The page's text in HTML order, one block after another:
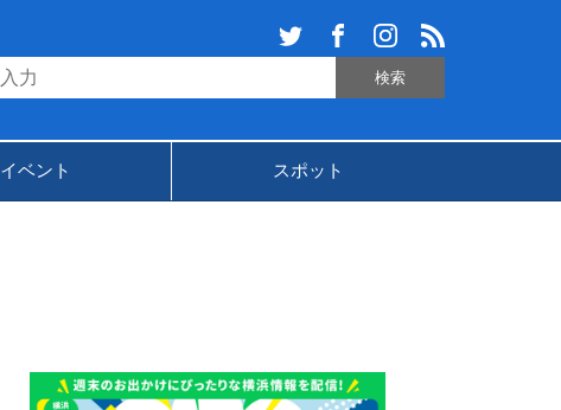
イベント スポット